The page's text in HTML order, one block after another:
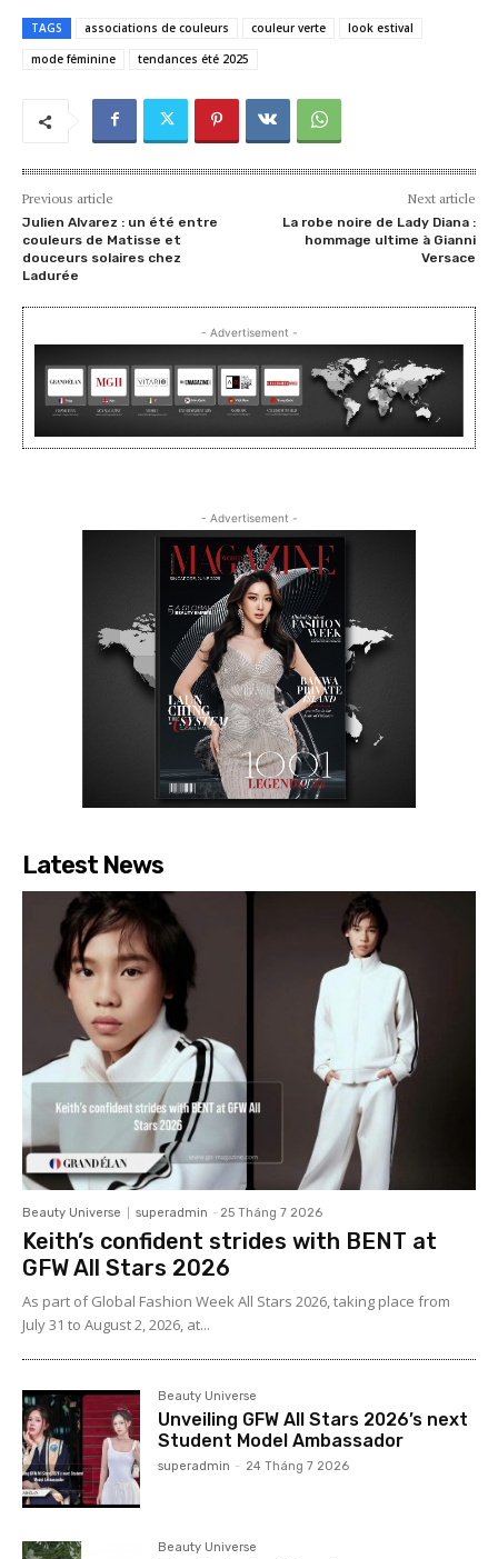
TAGS associations de couleurs couleur verte
look estival
mode féminine
tendances été 2025
Previous article
Julien Alvarez : un été entre
couleurs de Matisse et
douceurs solaires chez
Ladurée
Next article
La robe noire de Lady Diana :
hommage ultime à Gianni
Versace
- Advertisement -
- Advertisement -
Latest News
Beauty Universe superadmin - 25 Tháng 7 2026
Keith’s confident strides with BENT at
GFW All Stars 2026
As part of Global Fashion Week All Stars 2026, taking place from
July 31 to August 2, 2026, at...
Beauty Universe
Unveiling GFW All Stars 2026’s next
Student Model Ambassador
superadmin - 24 Tháng 7 2026
Beauty Universe